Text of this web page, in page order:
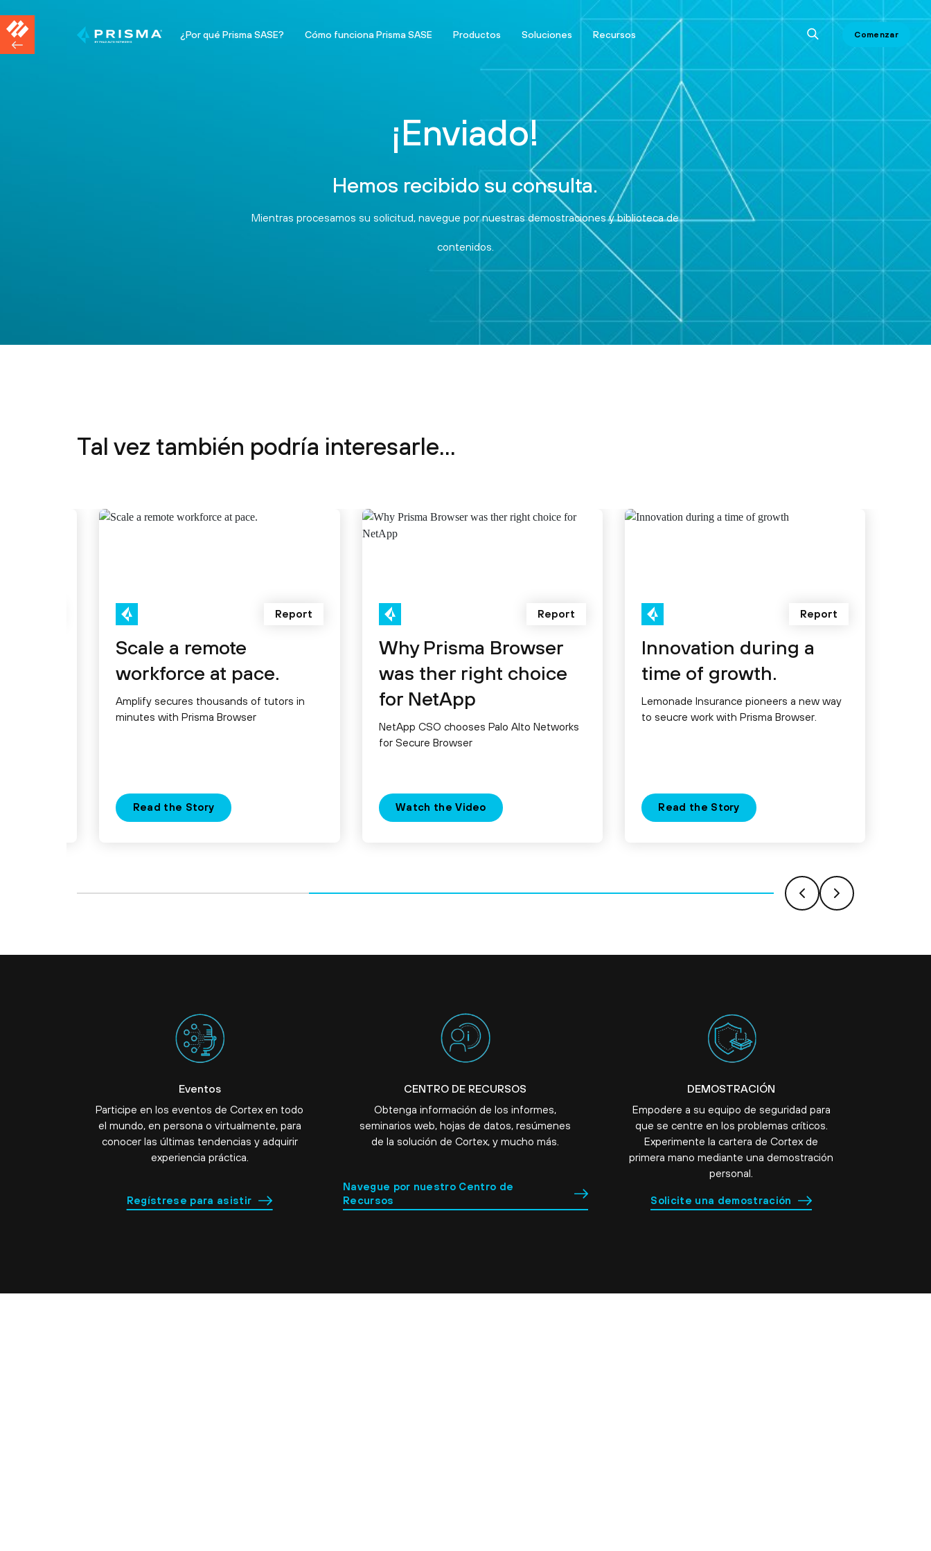
¿Por qué Prisma SASE? Cómo funciona Prisma SASE Productos Soluciones Recursos Comenzar
¡Enviado!
Hemos recibido su consulta.
Mientras procesamos su solicitud, navegue por nuestras demostraciones y biblioteca de
contenidos.
Tal vez también podría interesarle...
Report
Scale a remote
workforce at pace.
Amplify secures thousands of tutors in
minutes with Prisma Browser
Read the Story
Report
Why Prisma Browser
was ther right choice
for NetApp
NetApp CSO chooses Palo Alto Networks
for Secure Browser
Watch the Video
Report
Innovation during a
time of growth.
Lemonade Insurance pioneers a new way
to seucre work with Prisma Browser.
Read the Story
Eventos
Participe en los eventos de Cortex en todo
el mundo, en persona o virtualmente, para
conocer las últimas tendencias y adquirir
experiencia práctica.
Regístrese para asistir
CENTRO DE RECURSOS
Obtenga información de los informes,
seminarios web, hojas de datos, resúmenes
de la solución de Cortex, y mucho más.
Navegue por nuestro Centro de
Recursos
DEMOSTRACIÓN
Empodere a su equipo de seguridad para
que se centre en los problemas críticos.
Experimente la cartera de Cortex de
primera mano mediante una demostración
personal.
Solicite una demostración